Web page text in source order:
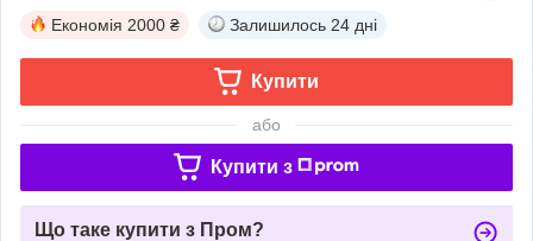
Економія 2000 ₴ Залишилось 24 дні
Купити
або
Купити з
Що таке купити з Пром?